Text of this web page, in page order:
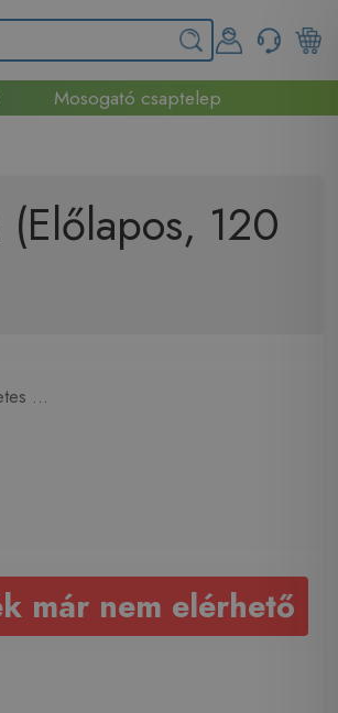
Mosogató csaptelep
120
...
már nem elérhető